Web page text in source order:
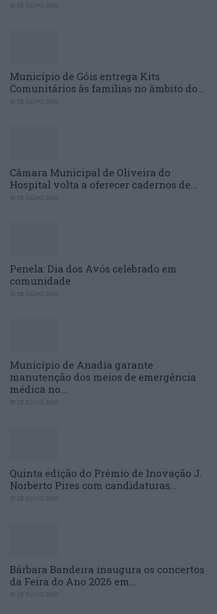
30 DE JULHO, 2026
Município de Góis entrega Kits
Comunitários às famílias no âmbito do...
30 DE JULHO, 2026
Câmara Municipal de Oliveira do
Hospital volta a oferecer cadernos de...
30 DE JULHO, 2026
Penela: Dia dos Avós celebrado em
comunidade
30 DE JULHO, 2026
Município de Anadia garante
manutenção dos meios de emergência
médica no...
30 DE JULHO, 2026
Quinta edição do Prémio de Inovação J.
Norberto Pires com candidaturas...
30 DE JULHO, 2026
Bárbara Bandeira inaugura os concertos
da Feira do Ano 2026 em...
30 DE JULHO, 2026